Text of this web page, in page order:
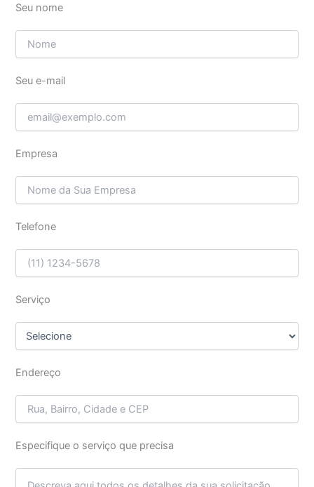
Seu nome
Seu e-mail
Empresa
Telefone
Serviço
Endereço
Especifique o serviço que precisa